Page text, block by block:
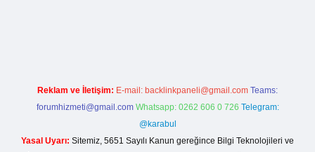
Reklam ve İletişim: E-mail: backlinkpaneli@gmail.com Teams:
forumhizmeti@gmail.com Whatsapp: 0262 606 0 726 Telegram:
@karabul
Yasal Uyarı: Sitemiz, 5651 Sayılı Kanun gereğince Bilgi Teknolojileri ve